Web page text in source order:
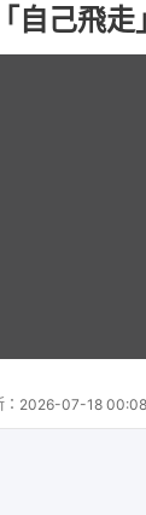
自己飛走」
2026-07-18 00:08